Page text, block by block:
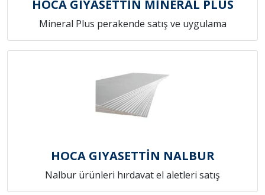
HOCA GIYASETTİN MİNERAL PLUS
Mineral Plus perakende satış ve uygulama
HOCA GIYASETTİN NALBUR
Nalbur ürünleri hırdavat el aletleri satış